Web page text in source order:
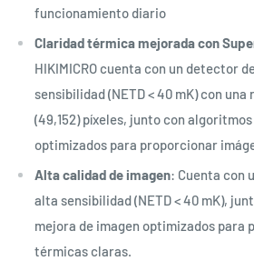
funcionamiento diario
Claridad térmica mejorada con
HIKIMICRO cuenta con un detector
sensibilidad (NETD < 40 mK) con una
(49,152) píxeles, junto con
optimizados para proporcionar
Alta calidad de imagen: Cuenta con
alta sensibilidad (NETD < 40 mK),
mejora de imagen optimizados para
térmicas claras.